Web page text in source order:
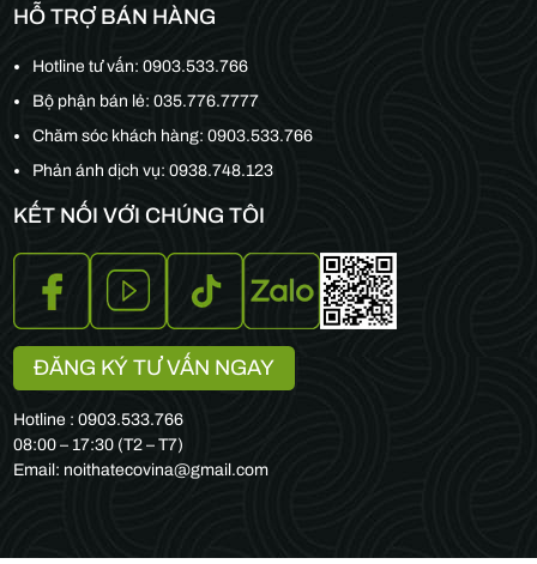
HỖ TRỢ BÁN HÀNG
Hotline tư vấn:0903.533.766
Bộ phận bán lẻ:035.776.7777
Chăm sóc khách hàng:0903.533.766
Phản ánh dịch vụ: 0938.748.123
KẾT NỐI VỚI CHÚNG TÔI
ĐĂNG KÝ TƯ VẤN NGAY
Hotline : 0903.533.766
08:00 – 17:30 (T2 – T7)
Email: noithatecovina@gmail.com